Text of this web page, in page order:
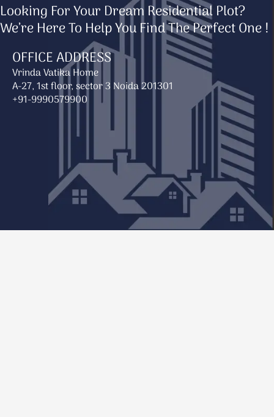
Looking For Your Dream Residential Plot?
We’re Here To Help You Find The Perfect One !
OFFICE ADDRESS
Vrinda Vatika Home
A-27, 1st floor, sector 3 Noida 201301
+91-9990579900